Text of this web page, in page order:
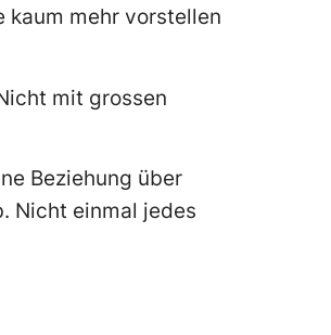
kaum mehr vorstellen
mit grossen
Beziehung über
Nicht einmal jedes